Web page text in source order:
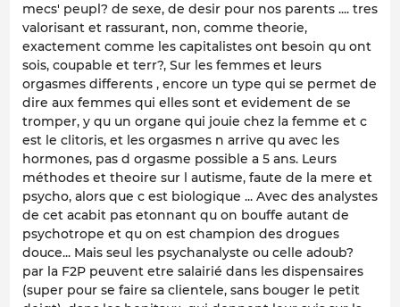
mecs' peupl? de sexe, de desir pour nos parents .... tres
valorisant et rassurant, non, comme theorie,
exactement comme les capitalistes ont besoin qu ont
sois, coupable et terr?, Sur les femmes et leurs
orgasmes differents , encore un type qui se permet de
dire aux femmes qui elles sont et evidement de se
tromper, y qu un organe qui jouie chez la femme et c
est le clitoris, et les orgasmes n arrive qu avec les
hormones, pas d orgasme possible a 5 ans. Leurs
méthodes et theoire sur l autisme, faute de la mere et
psycho, alors que c est biologique ... Avec des analystes
de cet acabit pas etonnant qu on bouffe autant de
psychotrope et qu on est champion des drogues
douce... Mais seul les psychanalyste ou celle adoub?
par la F2P peuvent etre salairié dans les dispensaires
(super pour se faire sa clientele, sans bouger le petit